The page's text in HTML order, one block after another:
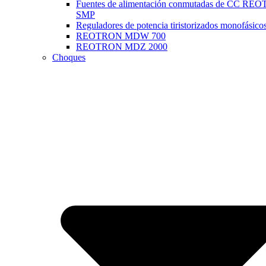
Fuentes de alimentación conmutadas de CC
SMP
Reguladores de potencia tiristorizados
REOTRON MDW 700
REOTRON MDZ 2000
Choques